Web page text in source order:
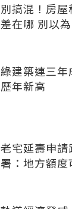
別搞混！房
差在哪 別以
綠建築連三
歷年新高
老宅延壽申請
署：地方額